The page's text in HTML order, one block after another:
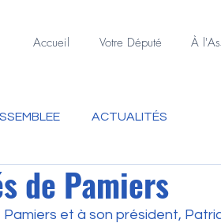
Accueil Votre Député À
ACTUALITÉS
de Pamiers
Pamiers et à son président,